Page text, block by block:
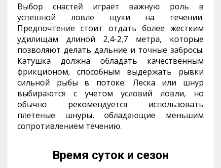
Выбор снастей играет важную роль в
успешной ловле щуки на течении.
Предпочтение стоит отдать более жестким
удилищам длиной 2,4-2,7 метра, которые
позволяют делать дальние и точные забросы.
Катушка должна обладать качественным
фрикционом, способным выдержать рывки
сильной рыбы в потоке. Леска или шнур
выбираются с учетом условий ловли, но
обычно рекомендуется использовать
плетеные шнуры, обладающие меньшим
сопротивлением течению.
Время суток и сезон